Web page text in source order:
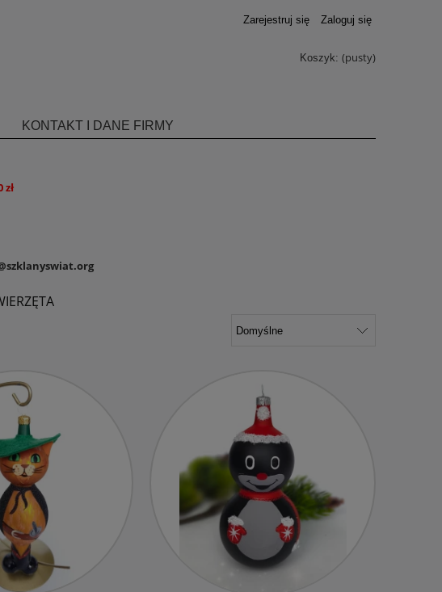
Zarejestruj się Zaloguj się
Koszyk: (pusty)
KONTAKT I DANE FIRMY
zł